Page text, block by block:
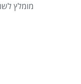
מומלץ